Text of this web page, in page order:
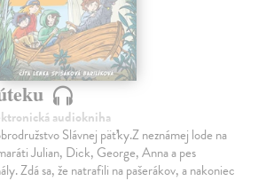
audiokniha
Slávnej päťky.Z neznámej lode na
Julian, Dick, George, Anna a pes
Zdá sa, že natrafili na pašerákov, a nakoniec